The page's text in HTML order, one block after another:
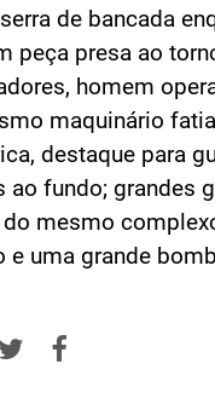
de bancada
peça presa ao
homem
maquinário
destaque para
fundo; grandes
mesmo
e uma grande